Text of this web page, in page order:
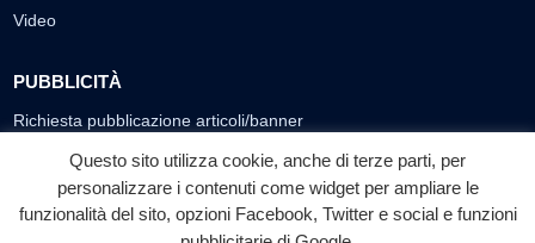
Video
PUBBLICITÀ
Richiesta pubblicazione articoli/banner
SEGUICI SUI SOCIAL
f ◎ ▶
Questo sito utilizza cookie, anche di terze parti, per
personalizzare i contenuti come widget per ampliare le
funzionalità del sito, opzioni Facebook, Twitter e social e funzioni